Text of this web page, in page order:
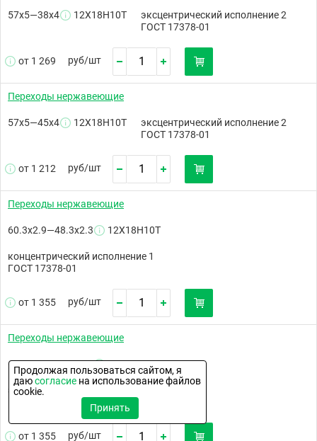
57х5—38х4 12Х18Н10Т
эксцентрический исполнение 2
ГОСТ 17378-01
от 1 269 руб/шт
Переходы нержавеющие
57х5—45х4 12Х18Н10Т
эксцентрический исполнение 2
ГОСТ 17378-01
от 1 212 руб/шт
Переходы нержавеющие
60.3х2.9—48.3х2.3 12Х18Н10Т
концентрический исполнение 1
ГОСТ 17378-01
от 1 355 руб/шт
Переходы нержавеющие
60.3х2.9—48.3х2.3 12Х18Н10Т
эксцентрический исполнение 1
от 1 355 руб/шт
Продолжая пользоваться сайтом, я
даюсогласие на использование файлов
cookie.
Принять